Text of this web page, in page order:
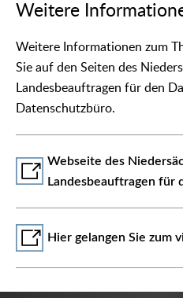
Weitere
Weitere Informationen zum
Sie auf den Seiten des
Landesbeauftragen für den
Datenschutzbüro.
Webseite des
Landesbeauftragen für
Hier gelangen Sie zum